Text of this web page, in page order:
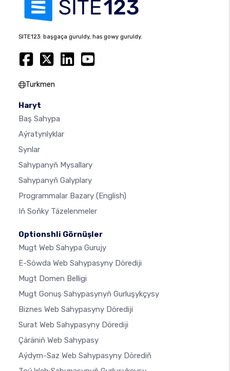
SITE123: başgaça guruldy, has gowy guruldy.
Turkmen
Haryt
Baş Sahypa
Aýratynlyklar
Synlar
Sahypanyň Mysallary
Sahypanyň Galyplary
Programmalar Bazary (English)
Iň Soňky Täzelenmeler
Optionshli Görnüşler
Mugt Web Sahypa Gurujy
E-Söwda Web Sahypasyny Dörediji
Mugt Domen Belligi
Mugt Gonuş Sahypasynyň Gurluşykçysy
Biznes Web Sahypasyny Dörediji
Surat Web Sahypasyny Dörediji
Çäräniň Web Sahypasy
Aýdym-Saz Web Sahypasyny Dörediň